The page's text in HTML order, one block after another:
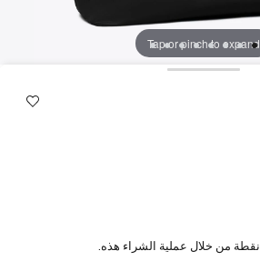
Tap or pinch to expand
نقطة من خلال عملية الشراء هذه.